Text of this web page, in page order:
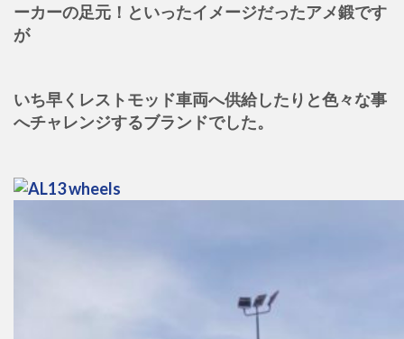
ーカーの足元！といったイメージだったアメ鍛です
が
いち早くレストモッド車両へ供給したりと色々な事
へチャレンジするブランドでした。